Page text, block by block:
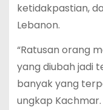
ketidakpastian,
Lebanon.
“Ratusan orang
yang diubah jadi
banyak yang
ungkap Kachmar.